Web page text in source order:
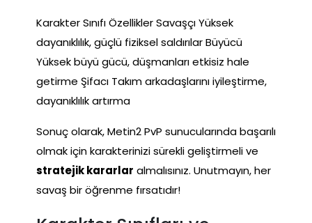
Karakter Sınıfı Özellikler Savaşçı Yüksek
dayanıklılık, güçlü fiziksel saldırılar Büyücü
Yüksek büyü gücü, düşmanları etkisiz hale
getirme Şifacı Takım arkadaşlarını iyileştirme,
dayanıklılık artırma
Sonuç olarak, Metin2 PvP sunucularında başarılı
olmak için karakterinizi sürekli geliştirmeli ve
stratejik kararlar almalısınız. Unutmayın, her
savaş bir öğrenme fırsatıdır!